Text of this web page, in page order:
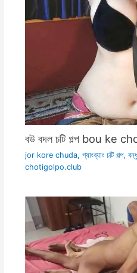
বউ বদল চটি গল্প bou ke
jor kore chuda, গ্যাংব্যাং চটি গল্প,
chotigolpo.club